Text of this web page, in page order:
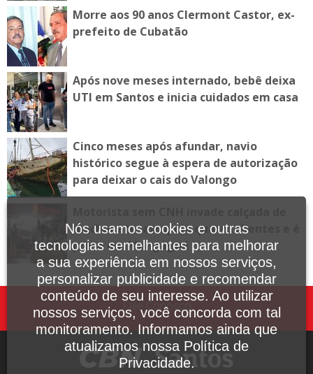
Morre aos 90 anos Clermont Castor, ex-
prefeito de Cubatão
Após nove meses internado, bebê deixa
UTI em Santos e inicia cuidados em casa
Cinco meses após afundar, navio
histórico segue à espera de autorização
para deixar o cais do Valongo
lanchonete, atropela quatro clientes e é
preso em Mongaguá
Fale Conosco
Nós usamos cookies e outras
tecnologias semelhantes para melhorar
a sua experiência em nossos serviços,
personalizar publicidade e recomendar
conteúdo de seu interesse. Ao utilizar
nossos serviços, você concorda com tal
monitoramento. Informamos ainda que
atualizamos nossa Política de
Privacidade.